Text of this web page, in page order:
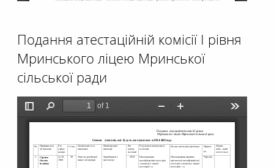
Подання атестаційній комісії І рівня
Мринського ліцею Мринської
сільської ради